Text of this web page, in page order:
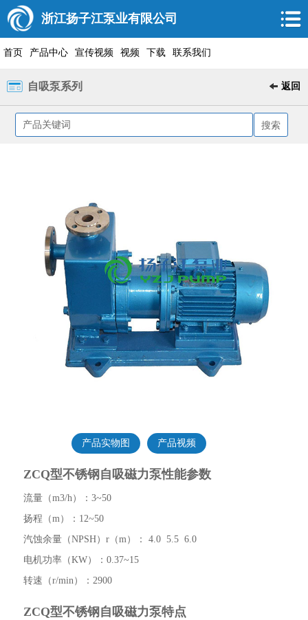
浙江扬子江泵业有限公司
首页 产品中心 宣传视频 视频 下载 联系我们
自吸泵系列 返回
产品实物图 产品视频
ZCQ型不锈钢自吸磁力泵性能参数
流量（m3/h）：3~50
扬程（m）：12~50
汽蚀余量（NPSH）r（m）： 4.0 5.5 6.0
电机功率（KW）：0.37~15
转速（r/min）：2900
ZCQ型不锈钢自吸磁力泵特点